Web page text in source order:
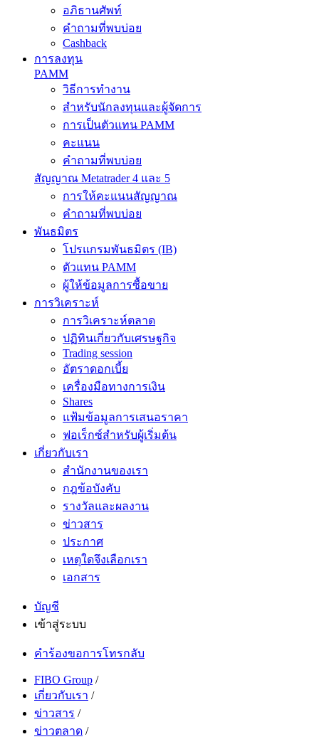
อภิธานศัพท์
คำถามที่พบบ่อย
Cashback
การลงทุน
PAMM
วิธีการทำงาน
สำหรับนักลงทุนและผู้จัดการ
การเป็นตัวแทน PAMM
คะแนน
คำถามที่พบบ่อย
สัญญาณ Metatrader 4 และ 5
การให้คะแนนสัญญาณ
คำถามที่พบบ่อย
พันธมิตร
โปรแกรมพันธมิตร (IB)
ตัวแทน PAMM
ผู้ให้ข้อมูลการซื้อขาย
การวิเคราะห์
การวิเคราะห์ตลาด
ปฏิทินเกี่ยวกับเศรษฐกิจ
Trading session
อัตราดอกเบี้ย
เครื่องมือทางการเงิน
Shares
แฟ้มข้อมูลการเสนอราคา
ฟอเร็กซ์สำหรับผู้เริ่มต้น
เกี่ยวกับเรา
สำนักงานของเรา
กฎข้อบังคับ
รางวัลและผลงาน
ข่าวสาร
ประกาศ
เหตุใดจึงเลือกเรา
เอกสาร
บัญชี
เข้าสู่ระบบ
คำร้องขอการโทรกลับ
FIBO Group /
เกี่ยวกับเรา /
ข่าวสาร /
ข่าวตลาด /